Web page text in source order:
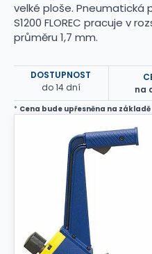
velké ploše. Pneumatická
S1200 FLOREC pracuje v
průměru 1,7 mm.
DOSTUPNOST
do 14 dní
na
* Cena bude upřesněna na